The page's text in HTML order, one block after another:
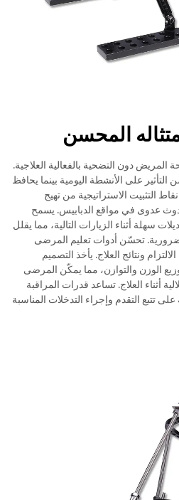
المحسن
المريض دون التضحية بالفعالية العلاجية.
على الأنشطة اليومية بينما يحافظ
التثبيت الاستراتيجية من تهيج
عدوى في مواقع الدبابيس. يسمح
سهلة أثناء الزيارات التالية، مما يقلل
تحسّن أدوات تعليم المرضى
ونتائج العلاج. يأخذ التصميم
الوزن والتوازن، مما يمكّن المرضى
أثناء العلاج. تساعد قدرات المراقبة
تتبع التقدم وإجراء التدخلات المناسبة